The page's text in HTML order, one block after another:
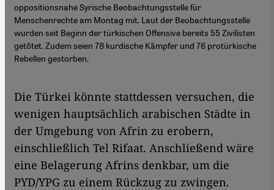
oppositionsnahe Syrische Beobachtungsstelle für
Menschenrechte am Montag mit. Laut der Beobachtungsstelle
wurden seit Beginn der türkischen Offensive bereits 55 Zivilisten
getötet. Zudem seien 78 kurdische Kämpfer und 76 protürkische
Rebellen gestorben.
Die Türkei könnte stattdessen versuchen, die
wenigen hauptsächlich arabischen Städte in
der Umgebung von Afrin zu erobern,
einschließlich Tel Rifaat. Anschließend wäre
eine Belagerung Afrins denkbar, um die
PYD/YPG zu einem Rückzug zu zwingen.